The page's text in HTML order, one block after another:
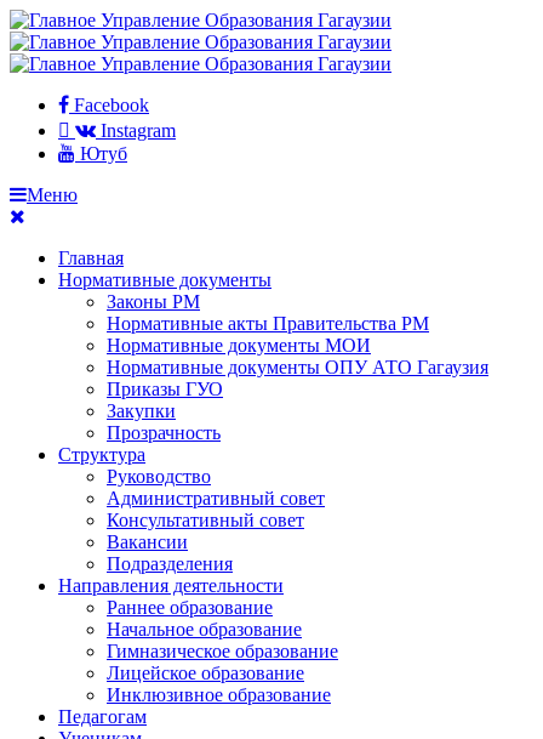
Facebook
Instagram
Ютуб
Меню
Главная
Нормативные документы
Законы РМ
Нормативные акты Правительства РМ
Нормативные документы МОИ
Нормативные документы ОПУ АТО Гагаузия
Приказы ГУО
Закупки
Прозрачность
Структура
Руководство
Административный совет
Консультативный совет
Вакансии
Подразделения
Направления деятельности
Раннее образование
Начальное образование
Гимназическое образование
Лицейское образование
Инклюзивное образование
Педагогам